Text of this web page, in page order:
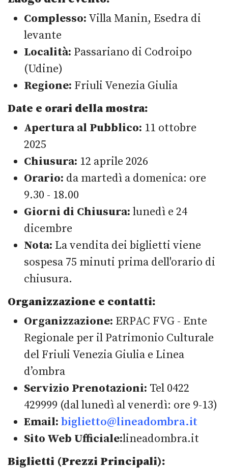
Complesso: Villa Manin, Esedra di
levante
Località: Passariano di Codroipo
(Udine)
Regione: Friuli Venezia Giulia
Date e orari della mostra:
Apertura al Pubblico: 11 ottobre
2025
Chiusura: 12 aprile 2026
Orario: da martedì a domenica: ore
9.30 - 18.00
Giorni di Chiusura: lunedì e 24
dicembre
Nota: La vendita dei biglietti viene
sospesa 75 minuti prima dell'orario di
chiusura.
Organizzazione e contatti:
Organizzazione: ERPAC FVG - Ente
Regionale per il Patrimonio Culturale
del Friuli Venezia Giulia e Linea
d’ombra
Servizio Prenotazioni: Tel 0422
429999 (dal lunedì al venerdì: ore 9-13)
Email: biglietto@lineadombra.it
Sito Web Ufficiale:lineadombra.it
Biglietti (Prezzi Principali):